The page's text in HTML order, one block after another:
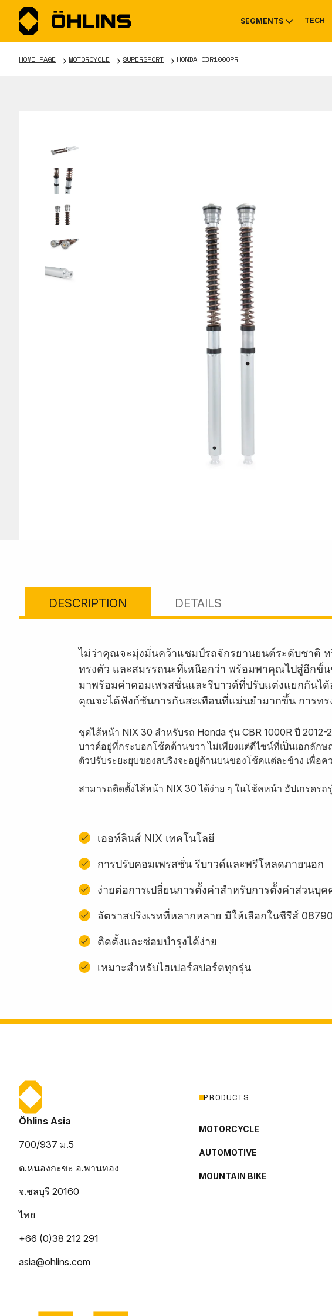
SEGMENTS TECH
HOME PAGE MOTORCYCLE SUPERSPORT HONDA CBR1000RR
DESCRIPTION DETAILS
ไม่ว่าคุณจะมุ่งมั่นคว้าแชมป์รถจักรยานยนต์ระดับชาติ
ทรงตัว และสมรรถนะที่เหนือกว่า พร้อมพาคุณไปสู่อีกขั้
มาพร้อมค่าคอมเพรสชั่นและรีบาวด์ที่ปรับแต่งแยกกันไ
คุณจะได้ฟังก์ชันการกันสะเทือนที่แม่นยำมากขึ้น การท
ชุดไส้หน้า NIX 30 สำหรับรถ Honda รุ่น CBR 1000R ปี
บาวด์อยู่ที่กระบอกโช้คด้านขวา ไม่เพียงแต่ดีไซน์ที่เป็นเอกลัก
ตัวปรับระยะยุบของสปริงจะอยู่ด้านบนของโช้คแต่ละข้าง เพื่อค
สามารถติดตั้งไส้หน้า NIX 30 ได้ง่าย ๆ ในโช้คหน้า อัปเกรดร
เออห์ลินส์ NIX เทคโนโลยี
การปรับคอมเพรสชั่น รีบาวด์และพรีโหลดภายนอก
ง่ายต่อการเปลี่ยนการตั้งค่าสําหรับการตั้งค่าส่วนบุ
อัตราสปริงเรทที่หลากหลาย มีให้เลือกในซีรีส์
ติดตั้งและซ่อมบํารุงได้ง่าย
เหมาะสำหรับไฮเปอร์สปอร์ตทุกรุ่น
Öhlins Asia
700/937 ม.5
ต.หนองกะขะ อ.พานทอง
จ.ชลบุรี 20160
ไทย
+66 (0)38 212 291
asia@ohlins.com
PRODUCTS
MOTORCYCLE
AUTOMOTIVE
MOUNTAIN BIKE